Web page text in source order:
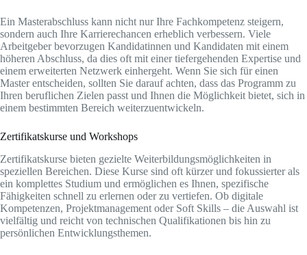
Ein Masterabschluss kann nicht nur Ihre Fachkompetenz steigern,
sondern auch Ihre Karrierechancen erheblich verbessern. Viele
Arbeitgeber bevorzugen Kandidatinnen und Kandidaten mit einem
höheren Abschluss, da dies oft mit einer tiefergehenden Expertise und
einem erweiterten Netzwerk einhergeht. Wenn Sie sich für einen
Master entscheiden, sollten Sie darauf achten, dass das Programm zu
Ihren beruflichen Zielen passt und Ihnen die Möglichkeit bietet, sich in
einem bestimmten Bereich weiterzuentwickeln.
Zertifikatskurse und Workshops
Zertifikatskurse bieten gezielte Weiterbildungsmöglichkeiten in
speziellen Bereichen. Diese Kurse sind oft kürzer und fokussierter als
ein komplettes Studium und ermöglichen es Ihnen, spezifische
Fähigkeiten schnell zu erlernen oder zu vertiefen. Ob digitale
Kompetenzen, Projektmanagement oder Soft Skills – die Auswahl ist
vielfältig und reicht von technischen Qualifikationen bis hin zu
persönlichen Entwicklungsthemen.